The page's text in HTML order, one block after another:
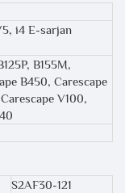
i4 E-sarjan
B155M,
B450, Carescape
V100,
S2AF30-121